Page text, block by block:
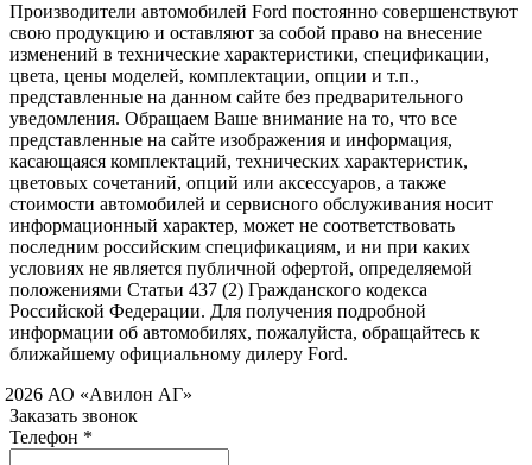
Производители автомобилей Ford постоянно совершенствуют
свою продукцию и оставляют за собой право на внесение
изменений в технические характеристики, спецификации,
цвета, цены моделей, комплектации, опции и т.п.,
представленные на данном сайте без предварительного
уведомления. Обращаем Ваше внимание на то, что все
представленные на сайте изображения и информация,
касающаяся комплектаций, технических характеристик,
цветовых сочетаний, опций или аксессуаров, а также
стоимости автомобилей и сервисного обслуживания носит
информационный характер, может не соответствовать
последним российским спецификациям, и ни при каких
условиях не является публичной офертой, определяемой
положениями Статьи 437 (2) Гражданского кодекса
Российской Федерации. Для получения подробной
информации об автомобилях, пожалуйста, обращайтесь к
ближайшему официальному дилеру Ford.
АО «Авилон АГ»
Заказать звонок
Телефон *